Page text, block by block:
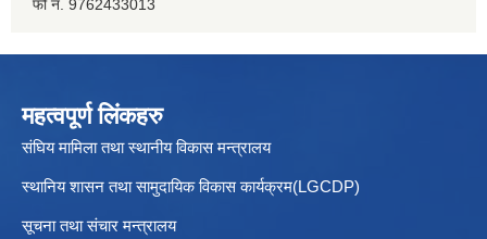
फो न. 9762433013
महत्वपूर्ण लिंकहरु
संघिय मामिला तथा स्थानीय विकास मन्त्रालय
स्थानिय शासन तथा सामुदायिक विकास कार्यक्रम(LGCDP)
सूचना तथा संचार मन्त्रालय